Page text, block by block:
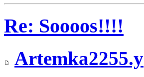
Re: Soooos!!!!
Artemka2255.y